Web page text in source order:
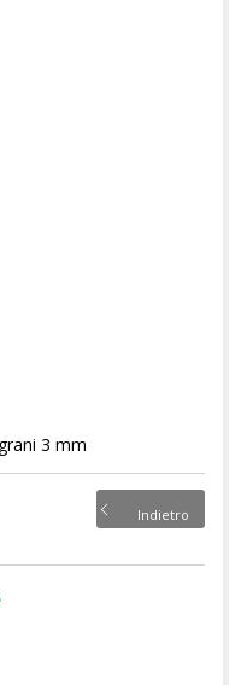
3 mm
Indietro